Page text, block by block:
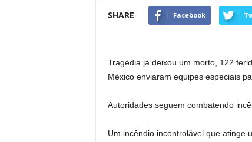
SHARE Facebook
Tragédia já deixou um morto, 122
México enviaram equipes especiais
Autoridades seguem combatendo
Um incêndio incontrolável que atinge